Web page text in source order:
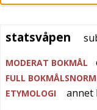
statsvåpen
MODERAT BOKMÅL
FULL BOKMÅLSNORM
ETYMOLOGI
annet